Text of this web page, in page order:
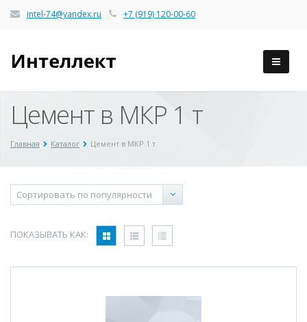
intel-74@yandex.ru +7 (919) 120-00-60
Цемент в МКР 1 т
Главная Каталог Цемент в МКР 1 т
ПОКАЗЫВАТЬ КАК: